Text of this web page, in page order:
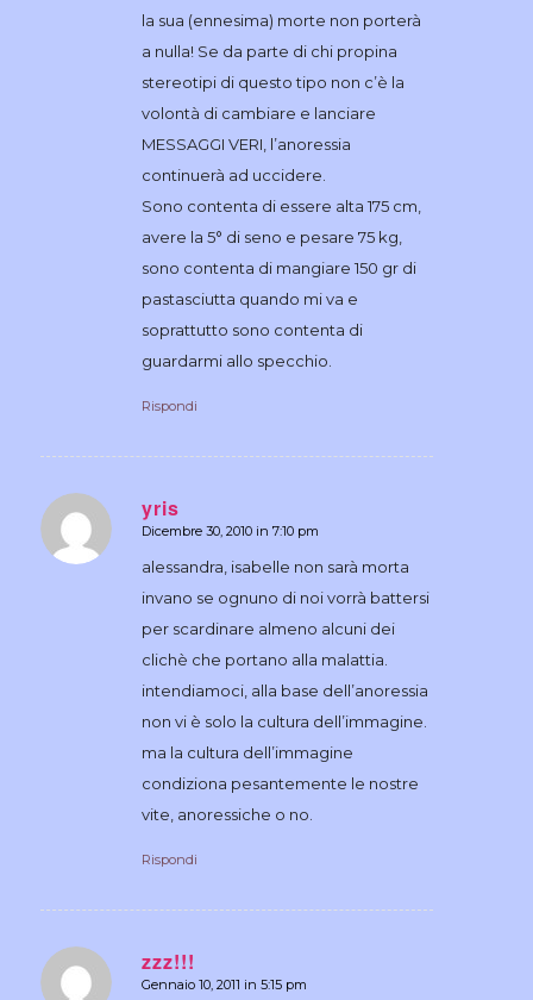
la sua (ennesima) morte non porterà
a nulla! Se da parte di chi propina
stereotipi di questo tipo non c’è la
volontà di cambiare e lanciare
MESSAGGI VERI, l’anoressia
continuerà ad uccidere.
Sono contenta di essere alta 175 cm,
avere la 5° di seno e pesare 75 kg,
sono contenta di mangiare 150 gr di
pastasciutta quando mi va e
soprattutto sono contenta di
guardarmi allo specchio.
Rispondi
yris
dice:
Dicembre 30, 2010 in 7:10 pm
alessandra, isabelle non sarà morta
invano se ognuno di noi vorrà battersi
per scardinare almeno alcuni dei
clichè che portano alla malattia.
intendiamoci, alla base dell’anoressia
non vi è solo la cultura dell’immagine.
ma la cultura dell’immagine
condiziona pesantemente le nostre
vite, anoressiche o no.
Rispondi
zzz!!!
dice:
Gennaio 10, 2011 in 5:15 pm